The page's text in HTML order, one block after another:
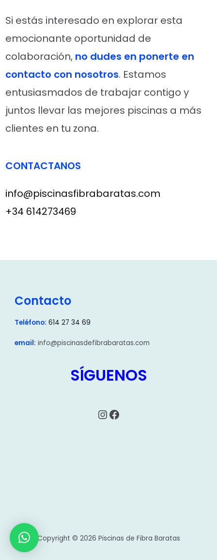
Si estás interesado en explorar esta
emocionante oportunidad de
colaboración, no dudes en ponerte en
contacto con nosotros. Estamos
entusiasmados de trabajar contigo y
juntos llevar las mejores piscinas a más
clientes en tu zona.
CONTACTANOS
info@piscinasfibrabaratas.com
+34 614273469
Contacto
Teléfono: 614 27 34 69
email: info@piscinasdefibrabaratas.com
SÍGUENOS
Instagram
Facebook
Copyright © 2026 Piscinas de Fibra Baratas